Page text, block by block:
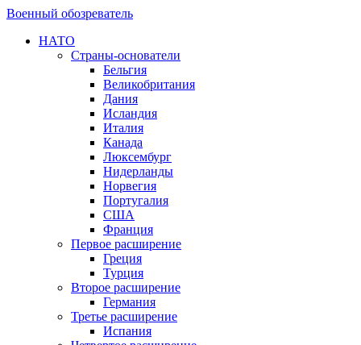
Военный обозреватель
НАТО
Страны-основатели
Бельгия
Великобритания
Дания
Исландия
Италия
Канада
Люксембург
Нидерланды
Норвегия
Португалия
США
Франция
Первое расширение
Греция
Турция
Второе расширение
Германия
Третье расширение
Испания